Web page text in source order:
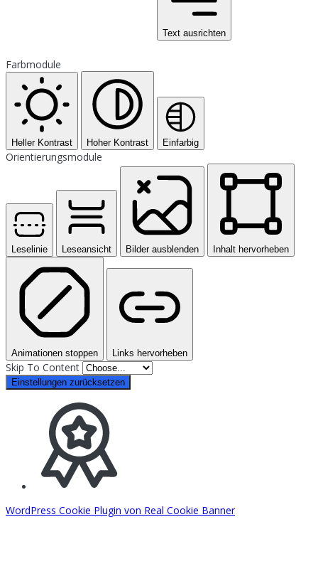
Text ausrichten
Farbmodule
Heller Kontrast Hoher Kontrast Einfarbig
Orientierungsmodule
Leselinie Leseansicht Bilder ausblenden Inhalt hervorheben
Animationen stoppen Links hervorheben
Skip To Content
Einstellungen zurücksetzen
WordPress Cookie Plugin von Real Cookie Banner